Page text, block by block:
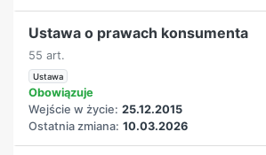
Ustawa o prawach konsumenta
55 art.
Ustawa
Obowiązuje
Wejście w życie: 25.12.2015
Ostatnia zmiana: 10.03.2026